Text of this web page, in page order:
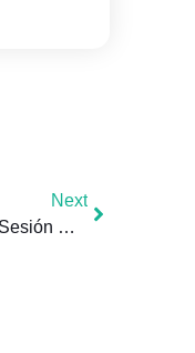
Next
Guinea Ecuatorial Participa En La 62° Sesión Ordinaria De La Comisión Africana De Los DDHH Y De Los Pueblos